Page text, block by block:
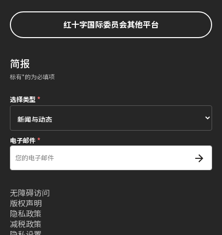
红十字国际委员会其他平台
简报
标有*的为必填项
选择类型*
电子邮件*
无障碍访问
版权声明
隐私政策
减税政策